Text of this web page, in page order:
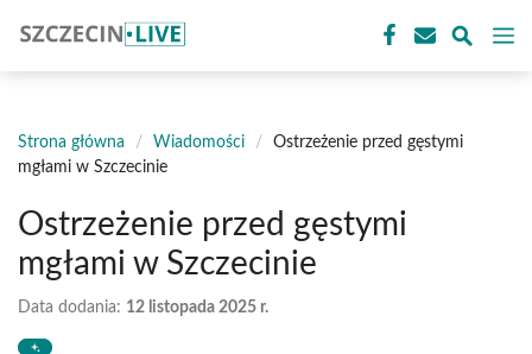
treści
Strona główna / Wiadomości /
Ostrzeżenie przed gęstymi
mgłami w Szczecinie
Ostrzeżenie przed gęstymi
mgłami w Szczecinie
Data dodania: 12 listopada 2025 r.